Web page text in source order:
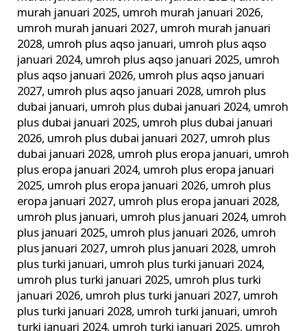
murah januari 2025, umroh murah januari 2026,
umroh murah januari 2027, umroh murah januari
2028, umroh plus aqso januari, umroh plus aqso
januari 2024, umroh plus aqso januari 2025, umroh
plus aqso januari 2026, umroh plus aqso januari
2027, umroh plus aqso januari 2028, umroh plus
dubai januari, umroh plus dubai januari 2024, umroh
plus dubai januari 2025, umroh plus dubai januari
2026, umroh plus dubai januari 2027, umroh plus
dubai januari 2028, umroh plus eropa januari, umroh
plus eropa januari 2024, umroh plus eropa januari
2025, umroh plus eropa januari 2026, umroh plus
eropa januari 2027, umroh plus eropa januari 2028,
umroh plus januari, umroh plus januari 2024, umroh
plus januari 2025, umroh plus januari 2026, umroh
plus januari 2027, umroh plus januari 2028, umroh
plus turki januari, umroh plus turki januari 2024,
umroh plus turki januari 2025, umroh plus turki
januari 2026, umroh plus turki januari 2027, umroh
plus turki januari 2028, umroh turki januari, umroh